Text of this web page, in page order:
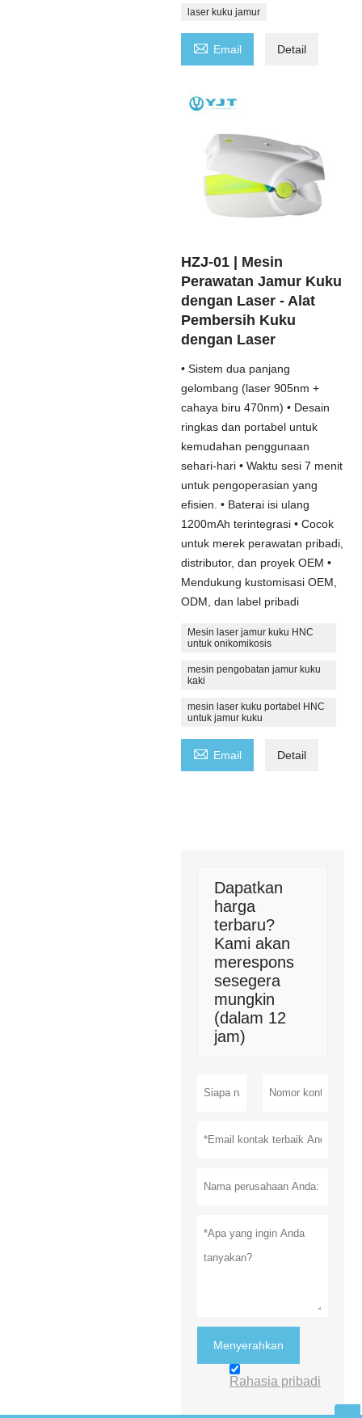
laser kuku jamur
 Email Detail
HZJ-01 | Mesin
Perawatan Jamur Kuku
dengan Laser - Alat
Pembersih Kuku
dengan Laser
• Sistem dua panjang
gelombang (laser 905nm +
cahaya biru 470nm) • Desain
ringkas dan portabel untuk
kemudahan penggunaan
sehari-hari • Waktu sesi 7 menit
untuk pengoperasian yang
efisien. • Baterai isi ulang
1200mAh terintegrasi • Cocok
untuk merek perawatan pribadi,
distributor, dan proyek OEM •
Mendukung kustomisasi OEM,
ODM, dan label pribadi
Mesin laser jamur kuku HNC
untuk onikomikosis
mesin pengobatan jamur kuku
kaki
mesin laser kuku portabel HNC
untuk jamur kuku
 Email Detail
Dapatkan
harga
terbaru?
Kami akan
merespons
sesegera
mungkin
(dalam 12
jam)
Menyerahkan
Rahasia pribadi